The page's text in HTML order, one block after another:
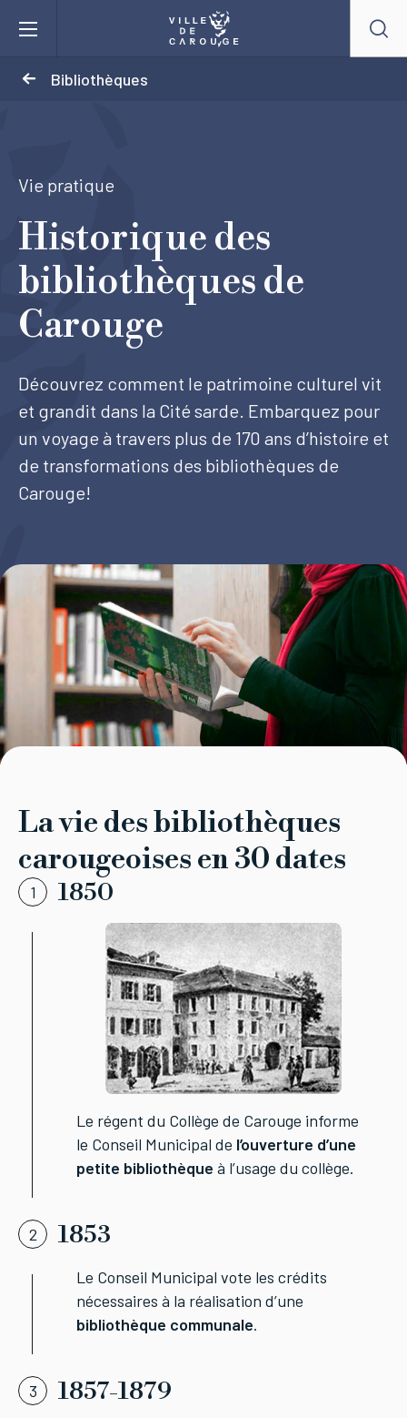
Bibliothèques
Mairie
Vie pratique
Actualités
Agenda
Lieux
Tourisme
CAROUGE SE CONSTRUIT
Vie pratique
Historique des
bibliothèques de
Carouge
Découvrez comment le patrimoine culturel vit
et grandit dans la Cité sarde. Embarquez pour
un voyage à travers plus de 170 ans d’histoire et
de transformations des bibliothèques de
Carouge!
La vie des bibliothèques
carougeoises en 30 dates
1 1850
Le régent du Collège de Carouge informe
le Conseil Municipal de l’ouverture d’une
petite bibliothèque à l’usage du collège.
2 1853
Le Conseil Municipal vote les crédits
nécessaires à la réalisation d’une
bibliothèque communale.
3 1857-1879